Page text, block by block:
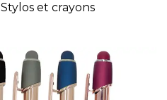
Stylos et crayons